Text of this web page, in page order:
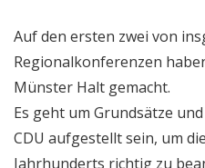
Auf den ersten zwei von
Regionalkonferenzen
Münster Halt gemacht.
Es geht um Grundsätze
CDU aufgestellt sein, um
Jahrhunderts richtig zu